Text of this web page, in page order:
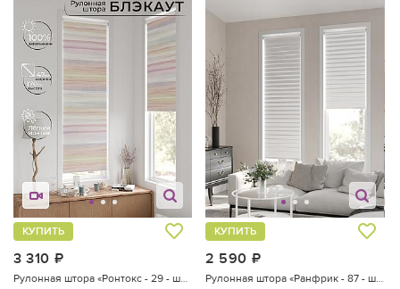
3 310
КУПИТЬ
Рулонная штора «Ронтокс - 29 - ширина 47 см»
2 590
КУПИТЬ
Рулонная штора «Ранфрик - 87 - ширина 47 см»